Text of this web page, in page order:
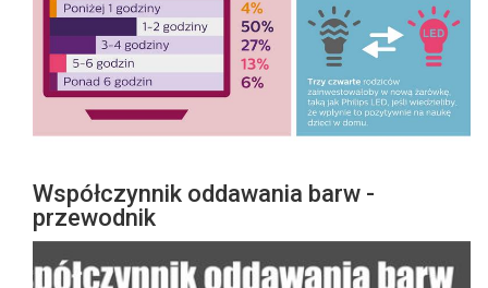
Współczynnik oddawania barw -
przewodnik